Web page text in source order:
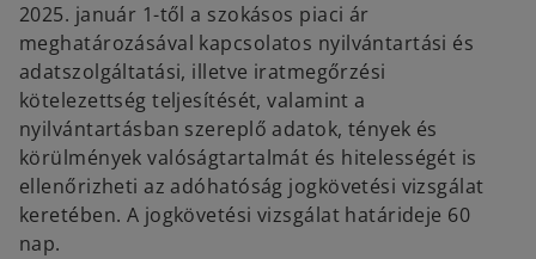
2025. január 1-től a szokásos piaci ár
meghatározásával kapcsolatos nyilvántartási és
adatszolgáltatási, illetve iratmegőrzési
kötelezettség teljesítését, valamint a
nyilvántartásban szereplő adatok, tények és
körülmények valóságtartalmát és hitelességét is
ellenőrizheti az adóhatóság jogkövetési vizsgálat
keretében. A jogkövetési vizsgálat határideje 60
nap.